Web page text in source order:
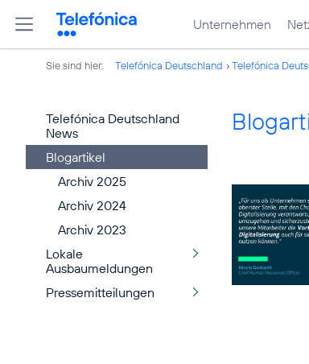
Unternehmen
Sie sind hier: Telefónica Deutschland Telefónica
Telefónica Deutschland
News
Blogartikel
Archiv 2025
Archiv 2024
Archiv 2023
Lokale
Ausbaumeldungen
Pressemitteilungen